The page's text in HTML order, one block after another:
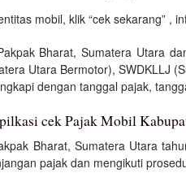
mobil, klik “cek sekarang” ,
Bharat, Sumatera Utara
Utara Bermotor), SWDKLLJ
dengan tanggal pajak,
cek Pajak Mobil
Bharat, Sumatera Utara
pajak dan mengikuti